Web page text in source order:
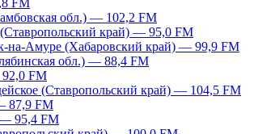
FM
обл.) — 102,2 FM
край) — 95,0 FM
на-Амуре (Хабаровский край) — 99,9 FM
обл.) — 88,4 FM
FM
(Ставропольский край) — 104,5 FM
87,9 FM
95,4 FM